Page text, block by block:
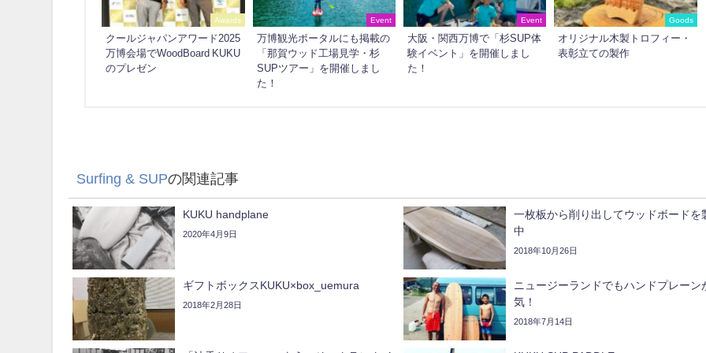
Awards
クールジャパンアワード2025
万博会場でWoodBoard KUKU
のプレゼン
Event
万博観光ポータルにも掲載の
「那賀ウッド工場見学・杉
SUPツアー」を開催しまし
た！
Event
大阪・関西万博で「杉SUP体
験イベント」を開催しまし
た！
Goods
オリジナル木製トロフィー・
表彰立ての製作
Surfing & SUPの関連記事
KUKU handplane
2020年4月9日
一枚板から削り出してウッドボードを
中
2018年10月26日
ギフトボックスKUKU×box_uemura
2018年2月28日
ニュージーランドでもハンドプレーン
気！
2018年7月14日